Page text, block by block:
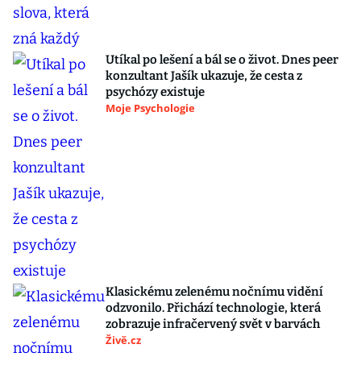
Utíkal po lešení a bál se o život. Dnes peer
konzultant Jašík ukazuje, že cesta z
psychózy existuje
Moje Psychologie
Klasickému zelenému nočnímu vidění
odzvonilo. Přichází technologie, která
zobrazuje infračervený svět v barvách
Živě.cz